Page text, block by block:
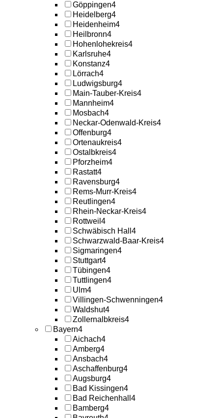
Göppingen4
Heidelberg4
Heidenheim4
Heilbronn4
Hohenlohekreis4
Karlsruhe4
Konstanz4
Lörrach4
Ludwigsburg4
Main-Tauber-Kreis4
Mannheim4
Mosbach4
Neckar-Odenwald-Kreis4
Offenburg4
Ortenaukreis4
Ostalbkreis4
Pforzheim4
Rastatt4
Ravensburg4
Rems-Murr-Kreis4
Reutlingen4
Rhein-Neckar-Kreis4
Rottweil 4
Schwäbisch Hall 4
Schwarzwald-Baar-Kreis4
Sigmaringen4
Stuttgart4
Tübingen4
Tuttlingen4
Ulm4
Villingen-Schwenningen4
Waldshut4
Zollernalbkreis4
Bayern4
Aichach4
Amberg4
Ansbach4
Aschaffenburg4
Augsburg4
Bad Kissingen4
Bad Reichenhall 4
Bamberg4